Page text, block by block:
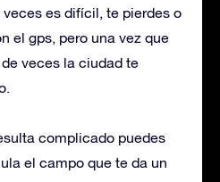
es difícil, te pierdes o
el gps, pero una vez que
veces la ciudad te
complicado puedes
el campo que te da un